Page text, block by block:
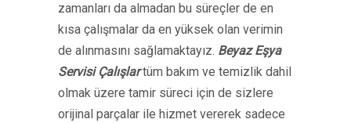
zamanları da almadan bu süreçler de en
kısa çalışmalar da en yüksek olan verimin
de alınmasını sağlamaktayız. Beyaz Eşya
Servisi Çalışlartüm bakım ve temizlik dahil
olmak üzere tamir süreci için de sizlere
orijinal parçalar ile hizmet vererek sadece